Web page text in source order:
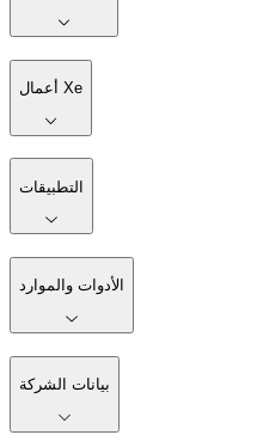
أعمال Xe
التطبيقات
الأدوات والموارد
بيانات الشركة